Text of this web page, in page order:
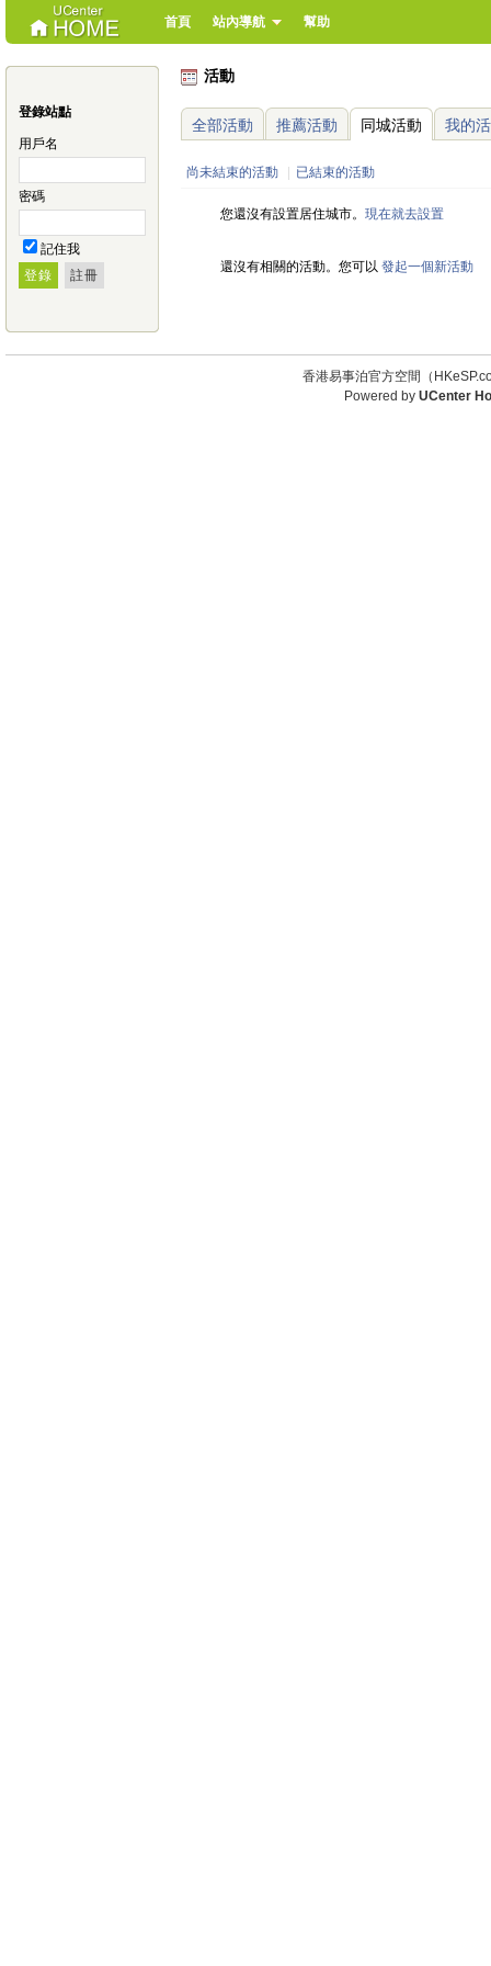
首頁 站內導航 幫助
登錄站點
用戶名
密碼
記住我
活動
全部活動 推薦活動 同城活動 我的
尚未結束的活動 已結束的活動
您還沒有設置居住城市。 現在就去設置
還沒有相關的活動。您可以 發起一個新活動
香港易事泊官方空間（
Powered by UCenter